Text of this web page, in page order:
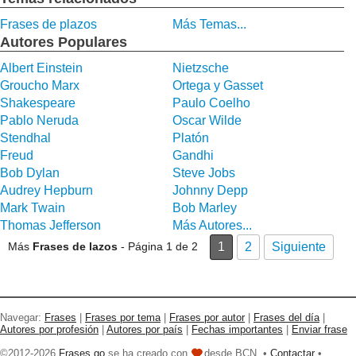
Frases de plazos Más Temas...
Autores Populares
Albert Einstein
Nietzsche
Groucho Marx
Ortega y Gasset
Shakespeare
Paulo Coelho
Pablo Neruda
Oscar Wilde
Stendhal
Platón
Freud
Gandhi
Bob Dylan
Steve Jobs
Audrey Hepburn
Johnny Depp
Mark Twain
Bob Marley
Thomas Jefferson
Más Autores...
Más Frases de lazos - Página 1 de 2 1 2 Siguiente
Navegar: Frases Frases por tema| Frases por autor Frases del día|
Autores por profesión
Autores por país Fechas importantes
Enviar frase
©2012-2026 Frases go se ha creado con desde BCN. • Contactar •